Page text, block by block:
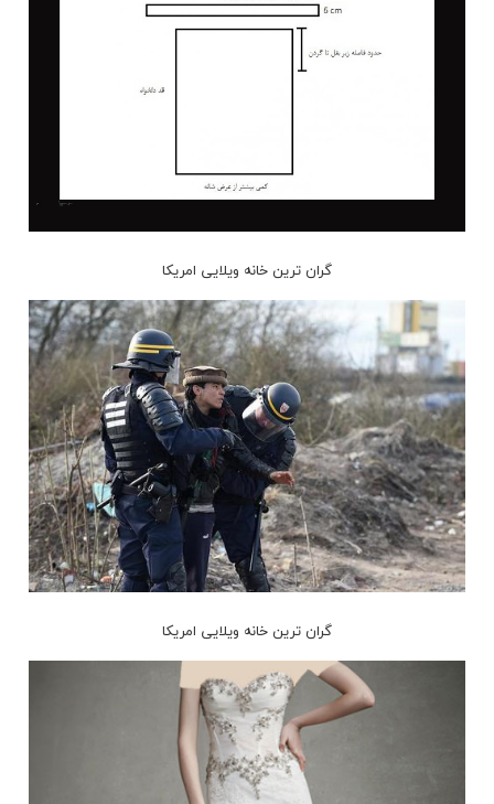
گران ترین خانه ویلایی امریکا
گران ترین خانه ویلایی امریکا